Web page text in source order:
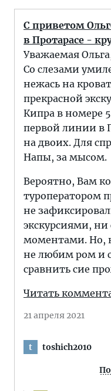
С приветом
в Протарасе -
Уважаемая
Со слезами
нежась на
прекрасной
Кипра в номере
первой линии в
на двоих. Для
Напы, за мысом.
Вероятно, Вам
туроператором
не
экскурсиями,
моментами. Но,
не любим ром и
сравнить сие
Читать
21 апреля 2021
t toshich2010